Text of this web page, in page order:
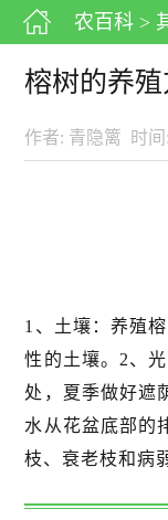
农百科 >
榕树的养殖
作者: 青隐篱 时
1、土壤：养殖
性的土壤。2、
处，夏季做好遮
水从花盆底部的
枝、衰老枝和病